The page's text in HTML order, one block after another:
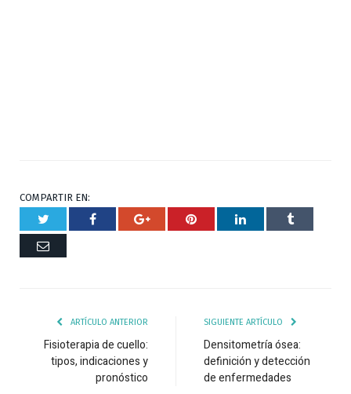
COMPARTIR EN:
Twitter Facebook Google+ Pinterest RespuestaTumblr
Correo
ARTÍCULO ANTERIOR
Fisioterapia de cuello:
tipos, indicaciones y
pronóstico
SIGUIENTE ARTÍCULO
Densitometría ósea:
definición y detección
de enfermedades